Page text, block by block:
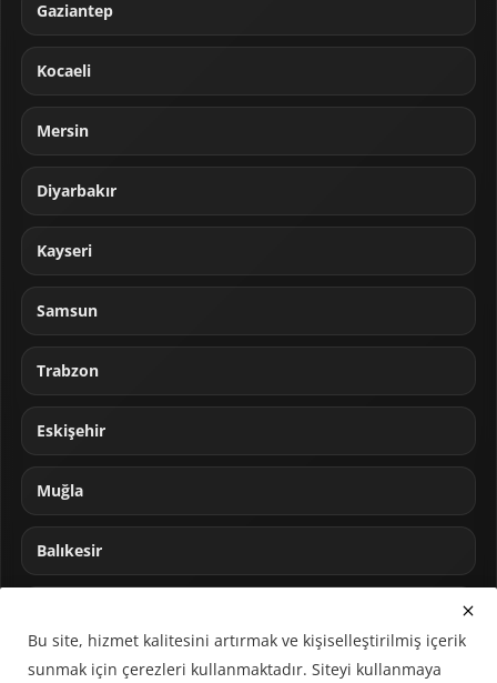
Gaziantep
Kocaeli
Mersin
Diyarbakır
Kayseri
Samsun
Trabzon
Eskişehir
Muğla
Balıkesir
Bu site, hizmet kalitesini artırmak ve kişiselleştirilmiş içerik
sunmak için çerezleri kullanmaktadır. Siteyi kullanmaya